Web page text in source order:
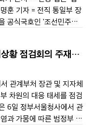
훈 기자 = 전직 통일부 장
공식국호인 '조선민주주
관련, 지난 30여년간 남
황 점검회의 주재…
관계부처 장관 및 지자체
차원의 대응 태세를 점검
6일 정부서울청사에서 관
과 가뭄에 따른 범정부 차